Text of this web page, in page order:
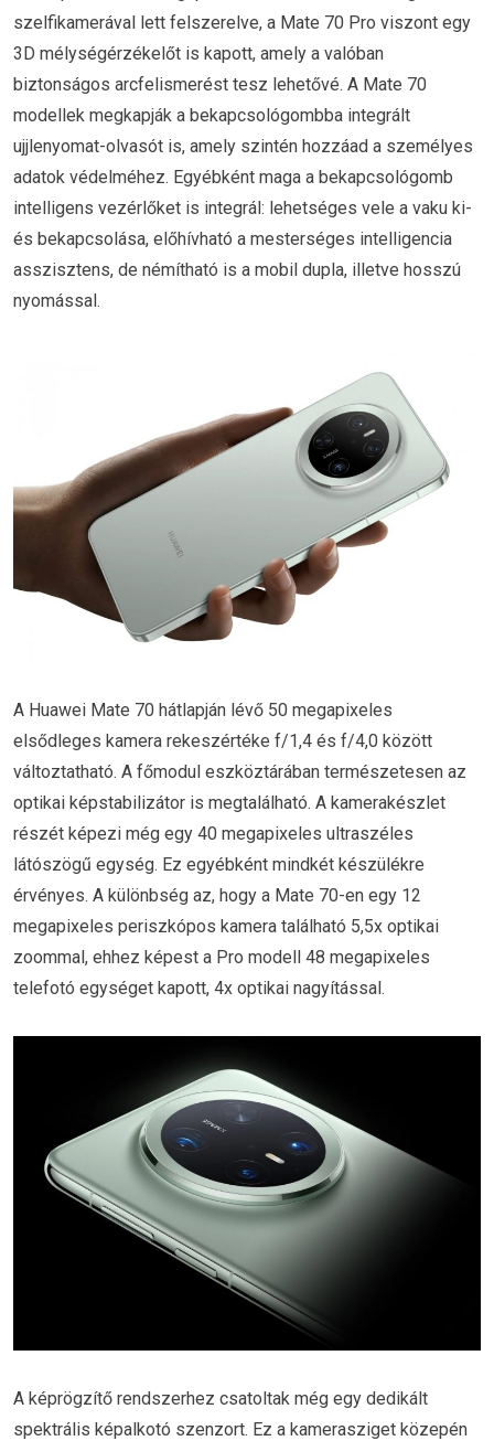
szelfikamerával lett felszerelve, a Mate 70 Pro viszont egy
3D mélységérzékelőt is kapott, amely a valóban
biztonságos arcfelismerést tesz lehetővé. A Mate 70
modellek megkapják a bekapcsológombba integrált
ujjlenyomat-olvasót is, amely szintén hozzáad a személyes
adatok védelméhez. Egyébként maga a bekapcsológomb
intelligens vezérlőket is integrál: lehetséges vele a vaku ki-
és bekapcsolása, előhívható a mesterséges intelligencia
asszisztens, de némítható is a mobil dupla, illetve hosszú
nyomással.
A Huawei Mate 70 hátlapján lévő 50 megapixeles
elsődleges kamera rekeszértéke f/1,4 és f/4,0 között
változtatható. A főmodul eszköztárában természetesen az
optikai képstabilizátor is megtalálható. A kamerakészlet
részét képezi még egy 40 megapixeles ultraszéles
látószögű egység. Ez egyébként mindkét készülékre
érvényes. A különbség az, hogy a Mate 70-en egy 12
megapixeles periszkópos kamera található 5,5x optikai
zoommal, ehhez képest a Pro modell 48 megapixeles
telefotó egységet kapott, 4x optikai nagyítással.
A képrögzítő rendszerhez csatoltak még egy dedikált
spektrális képalkotó szenzort. Ez a kamerasziget közepén